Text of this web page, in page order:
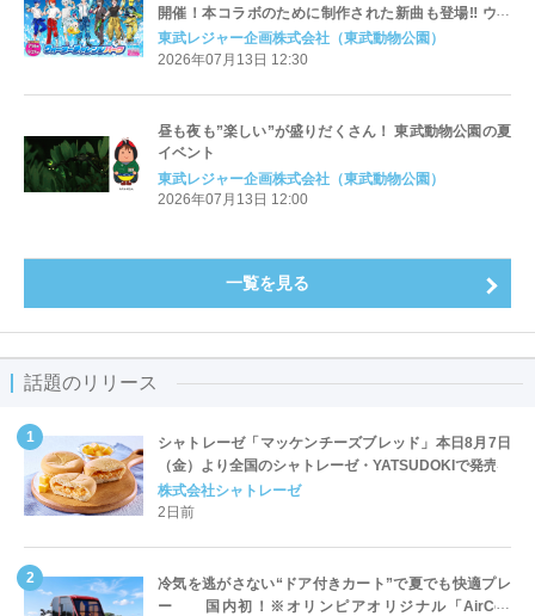
開催！本コラボのために制作された新曲も登場‼ ウォ
ーターチャレンジ×東武動物公園〜ウォーターチャレン
ジパーク〜
東武レジャー企画株式会社（東武動物公園）
2026年07月13日 12:30
昼も夜も”楽しい”が盛りだくさん！ 東武動物公園の夏
イベント
東武レジャー企画株式会社（東武動物公園）
2026年07月13日 12:00
一覧を見る
話題のリリース
シャトレーゼ「マッケンチーズブレッド」本日8月7日
（金）より全国のシャトレーゼ・YATSUDOKIで発売
株式会社シャトレーゼ
2日前
冷気を逃がさない“ドア付きカート”で夏でも快適プレ
ー 国内初！※オリンピアオリジナル「AirCon